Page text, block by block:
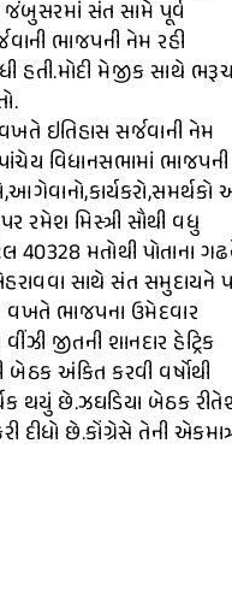
જંબુસરમાં સંત સામે પૂર્વ
ભાજપની નેમ રહી
હતી.મોદી મેજીક સાથે
ઇતિહાસ સર્જવાની નેમ
વિધાનસભામાં ભાજપની
મિસ્ત્રી સૌથી વધુ
મતોથી પોતાના
સાથે સંત સમુદાયને
વખતે ભાજપના ઉમેદવાર
જીતની શાનદાર હેટ્રિક
અંકિત કરવી વર્ષોથી
થયું છે.ઝઘડિયા બેઠક
દીધો છે.કોંગ્રેસે તેની